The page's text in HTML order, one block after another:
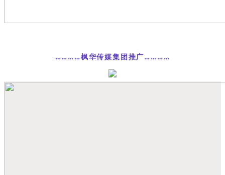
…………枫华传媒集团推广…………